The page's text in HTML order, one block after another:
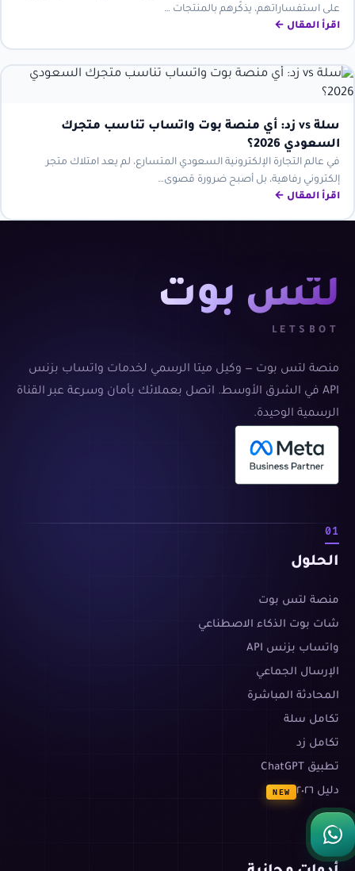
على استفساراتهم، يذكّرهم بالمنتجات …
اقرأ المقال ←
سلة vs زد: أي منصة بوت واتساب تناسب متجرك
السعودي 2026؟
في عالم التجارة الإلكترونية السعودي المتسارع، لم يعد امتلاك متجر
إلكتروني رفاهية، بل أصبح ضرورة قصوى…
اقرأ المقال ←
لتس بوت
LETSBOT
منصة لتس بوت — وكيل ميتا الرسمي لخدمات واتساب بزنس
API في الشرق الأوسط. اتصل بعملائك بأمان وسرعة عبر القناة
الرسمية الوحيدة.
01
الحلول
منصة لتس بوت
شات بوت الذكاء الاصطناعي
واتساب بزنس API
الإرسال الجماعي
المحادثة المباشرة
تكامل سلة
تكامل زد
تطبيق ChatGPT
دليل ٢٠٢٦
NEW
02